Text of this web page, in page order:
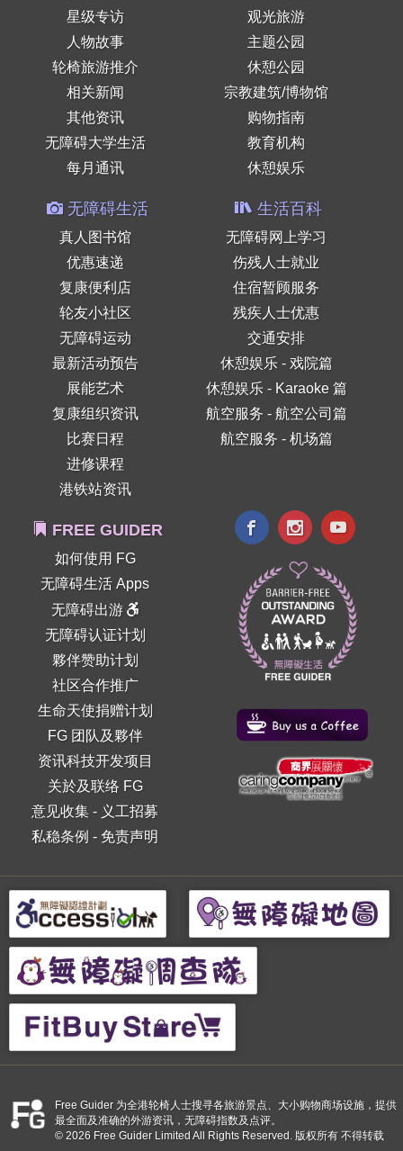
星级专访
人物故事
轮椅旅游推介
相关新闻
其他资讯
无障碍大学生活
每月通讯
观光旅游
主题公园
休憩公园
宗教建筑/博物馆
购物指南
教育机构
休憩娱乐
无障碍生活
真人图书馆
优惠速递
复康便利店
轮友小社区
无障碍运动
最新活动预告
展能艺术
复康组织资讯
比赛日程
进修课程
港铁站资讯
生活百科
无障碍网上学习
伤残人士就业
住宿暂顾服务
残疾人士优惠
交通安排
休憩娱乐 - 戏院篇
休憩娱乐 - Karaoke 篇
航空服务 - 航空公司篇
航空服务 - 机场篇
FREE GUIDER
如何使用 FG
无障碍生活 Apps
无障碍出游
无障碍认证计划
夥伴赞助计划
社区合作推广
生命天使捐赠计划
FG 团队及夥伴
资讯科技开发项目
关於及联络 FG
意见收集 - 义工招募
私稳条例 - 免责声明
Free Guider 为全港轮椅人士搜寻各旅游景点、大小购物商场设施，提供
最全面及准确的外游资讯，无障碍指数及点评。
© 2026 Free Guider Limited All Rights Reserved. 版权所有 不得转载